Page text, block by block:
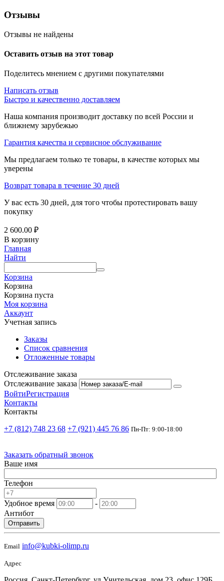
Отзывы
Отзывы не найдены
Оставить отзыв на этот товар
Поделитесь мнением с другими покупателями
Написать отзыв
Быстро и качественно доставляем
Наша компания производит доставку по всей России и
ближнему зарубежью
Гарантия качества и сервисное обслуживание
Мы предлагаем только те товары, в качестве которых мы
уверены
Возврат товара в течение 30 дней
У вас есть 30 дней, для того чтобы протестировать вашу
покупку
2 600.00 ₽
В корзину
Главная
Найти
Корзина
Корзина
Корзина пуста
Моя корзина
Аккаунт
Учетная запись
Заказы
Список сравнения
Отложенные товары
Отслеживание заказа
Отслеживание заказа
ВойтиРегистрация
Контакты
Контакты
+7 (812) 748 23 68 +7 (921) 445 76 86 Пн-Пт: 9:00-18:00
Заказать обратный звонок
Ваше имя
Телефон
Удобное время
-
Антибот
Отправить
Email info@kubki-olimp.ru
Адрес